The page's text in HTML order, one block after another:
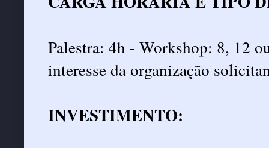
Palestra: 4h - Workshop: 8, 12
interesse da organização
INVESTIMENTO: